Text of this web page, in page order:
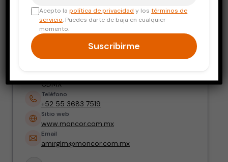
Cardiología
Cardiogeriatría
HMG Coyoacán, Torre Médica, Consultorio:
CDMX
Teléfono
+52 55 3683 7519
Sitio web
www.moncor.com.mx
Email
amirglm@moncor.com.mx
Acepto lapolítica de privacidad y lostérminos de
servicio. Puedes darte de baja en cualquier
momento.
Suscribirme